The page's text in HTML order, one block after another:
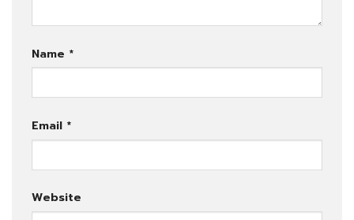
Name *
Email *
Website